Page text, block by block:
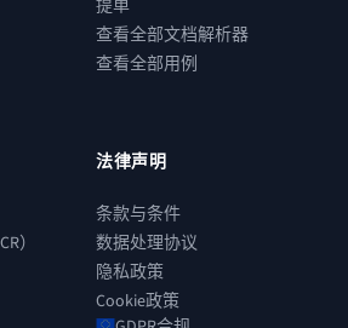
提单
查看全部文档解析器
查看全部用例
）
法律声明
条款与条件
数据处理协议
隐私政策
Cookie政策